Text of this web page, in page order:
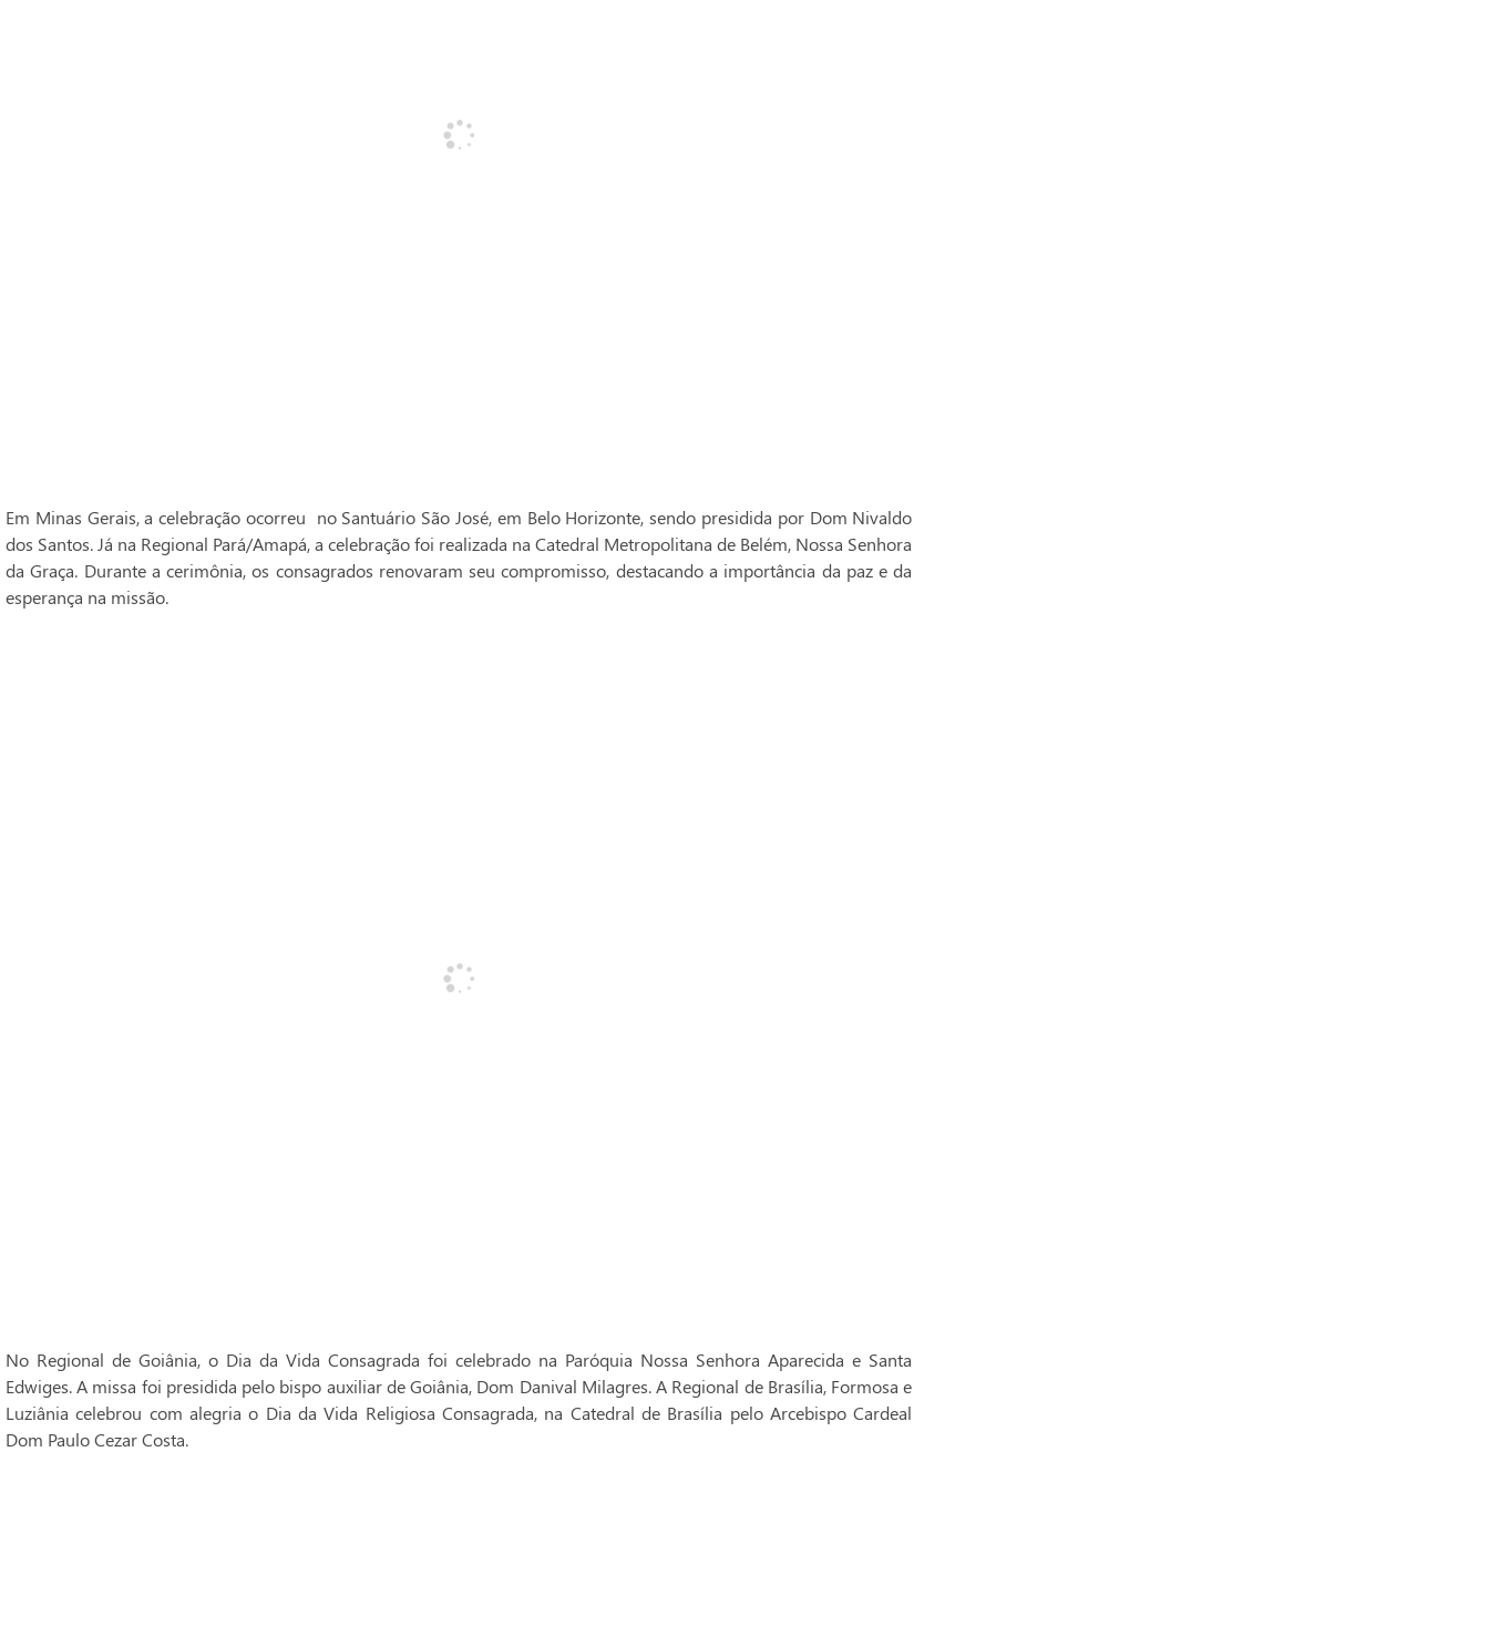
Em Minas Gerais, a celebração ocorreu no Santuário São José, em Belo Horizonte, sendo presidida por Dom Nivaldo
dos Santos. Já na Regional Pará/Amapá, a celebração foi realizada na Catedral Metropolitana de Belém, Nossa Senhora
da Graça. Durante a cerimônia, os consagrados renovaram seu compromisso, destacando a importância da paz e da
esperança na missão.
No Regional de Goiânia, o Dia da Vida Consagrada foi celebrado na Paróquia Nossa Senhora Aparecida e Santa
Edwiges. A missa foi presidida pelo bispo auxiliar de Goiânia, Dom Danival Milagres. A Regional de Brasília, Formosa e
Luziânia celebrou com alegria o Dia da Vida Religiosa Consagrada, na Catedral de Brasília pelo Arcebispo Cardeal
Dom Paulo Cezar Costa.